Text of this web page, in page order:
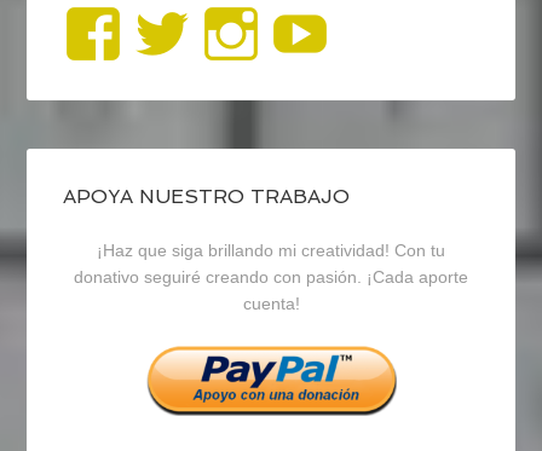
Ver
perfil
de
blogrecursosep
en
Facebook
Ver
perfil
de
recursosep
en
Twitter
Ver
perfil
de
recursosep
en
Instagram
APOYA NUESTRO TRABAJO
¡Haz que siga brillando mi creatividad! Con tu
donativo seguiré creando con pasión. ¡Cada aporte
cuenta!